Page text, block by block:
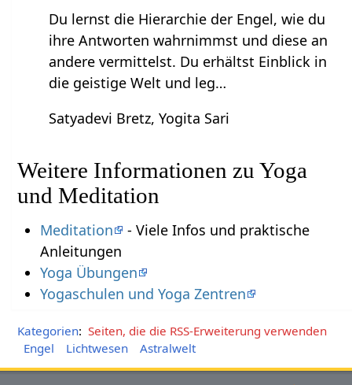
Du lernst die Hierarchie der Engel, wie du
ihre Antworten wahrnimmst und diese an
andere vermittelst. Du erhältst Einblick in
die geistige Welt und leg…
Satyadevi Bretz, Yogita Sari
Weitere Informationen zu Yoga
und Meditation
Meditation
- Viele Infos und praktische
Anleitungen
Yoga Übungen
Yogaschulen und Yoga Zentren
Kategorien: Seiten, die die RSS-Erweiterung verwenden
Engel
Lichtwesen Astralwelt